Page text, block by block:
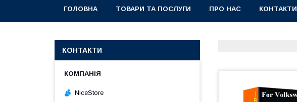
ГОЛОВНА ТОВАРИ ТА ПОСЛУГИ ПРО НАС КОНТАКТИ
КОНТАКТИ
NiceStore